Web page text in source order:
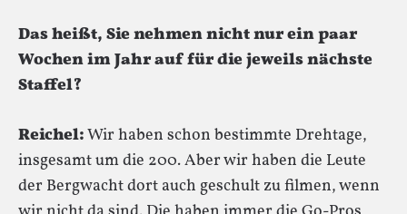
Das heißt, Sie nehmen nicht nur ein paar
Wochen im Jahr auf für die jeweils nächste
Staffel?
Reichel:Wir haben schon bestimmte Drehtage,
insgesamt um die 200. Aber wir haben die Leute
der Bergwacht dort auch geschult zu filmen, wenn